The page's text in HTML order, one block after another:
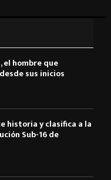
el hombre que
sus inicios
historia y clasifica a la
Sub-16 de